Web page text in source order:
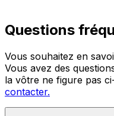
Questions
Vous souhaitez en
Vous avez des
la vôtre ne figure pas
contacter.